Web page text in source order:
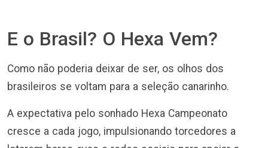
E o Brasil? O Hexa Vem?
Como não poderia deixar de ser, os olhos dos
brasileiros se voltam para a seleção canarinho.
A expectativa pelo sonhado Hexa Campeonato
cresce a cada jogo, impulsionando torcedores a